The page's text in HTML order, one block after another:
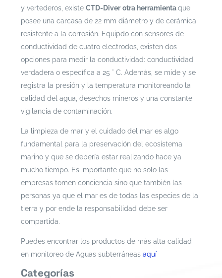
y vertederos, existe CTD-Diver otra herramientaque
posee una carcasa de 22 mm diámetro y de cerámica
resistente a la corrosión. Equipdo con sensores de
conductividad de cuatro electrodos, existen dos
opciones para medir la conductividad: conductividad
verdadera o específica a 25 ° C. Además, se mide y se
registra la presión y la temperatura monitoreando la
calidad del agua, desechos mineros y una constante
vigilancia de contaminación.
La limpieza de mar y el cuidado del mar es algo
fundamental para la preservación del ecosistema
marino y que se debería estar realizando hace ya
mucho tiempo. Es importante que no solo las
empresas tomen conciencia sino que también las
personas ya que el mar es de todas las especies de la
tierra y por ende la responsabilidad debe ser
compartida.
Puedes encontrar los productos de más alta calidad
en monitoreo de Aguas subterráneas aquí
Categorías